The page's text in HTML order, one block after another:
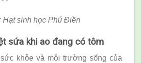
Hạt sinh học Phú Điền
sứa khi ao đang có tôm
khỏe và môi trường sống của